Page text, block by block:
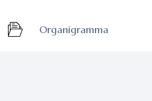
Organigramma